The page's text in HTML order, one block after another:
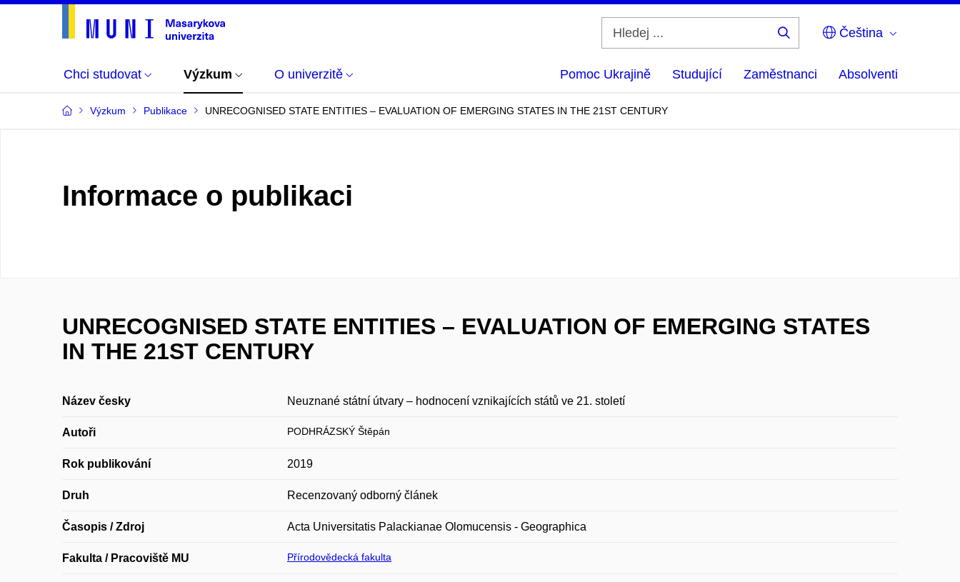
Čeština
Chci studovat Výzkum O univerzitě Pomoc Ukrajině Studující Zaměstnanci Absolventi
Výzkum Publikace UNRECOGNISED STATE ENTITIES – EVALUATION OF EMERGING STATES IN THE 21ST CENTURY
Informace o publikaci
UNRECOGNISED STATE ENTITIES – EVALUATION OF EMERGING STATES
IN THE 21ST CENTURY
Název česky Neuznané státní útvary – hodnocení vznikajících států ve 21. století
Autoři PODHRÁZSKÝ Štěpán
Rok publikování 2019
Druh Recenzovaný odborný článek
Časopis / Zdroj Acta Universitatis Palackianae Olomucensis - Geographica
Fakulta / Pracoviště MU Přírodovědecká fakulta